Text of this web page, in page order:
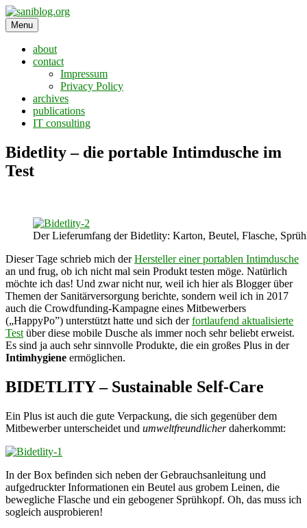
Skip
to
content
saniblog.org
sanitation is dignity
Menu
about
contact
Impressum
Privacy Policy
archives
publications
IT consulting
Bidetlity – die portable Intimdusche im
Test
Der Lieferumfang der Bidetlity: Karton, Beutel, Flasche,
Dieser Tage schrieb mich derHersteller einer portablen Intimdusche
an und frug, ob ich nicht mal sein Produkt testen möge. Natürlich
möchte ich das! Und zwar nicht nur, weil ich hier als Blogger über
Themen der Sanitärversorgung berichte, sondern weil ich in 2017
auch die Crowdfunding-Kampagne eines Mitbewerbers
(„HappyPo”) unterstützt hatte und sich derfortlaufend aktualisierte
Test über diese mobile Dusche als immer noch sehr beliebt erweist.
Es sind ja auch sehr sinnvolle Produkte, die ein großes Plus in der
Intimhygiene ermöglichen.
BIDETLITY – Sustainable Self-Care
Ein Plus ist auch die gute Verpackung, die sich gegenüber dem
Mitbewerber unterscheidet und umweltfreundlicherdaherkommt:
In der Box befinden sich neben der Gebrauchsanleitung und
aufgedruckter Informationen ein Beutel aus grobem Leinen, die
bewegliche Flasche und ein gebogener Sprühkopf. Oh, das muss ich
sogleich ausprobieren!